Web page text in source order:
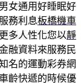
女通用好睡眠好
務利息板橋機車
多人性化您以靜
融資料來服務民
名的運動彩券網
齡快遞的時候優